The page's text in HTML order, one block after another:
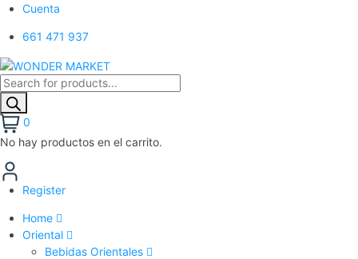
Cuenta
661 471 937
0
No hay productos en el carrito.
Register
Home
Oriental
Bebidas Orientales